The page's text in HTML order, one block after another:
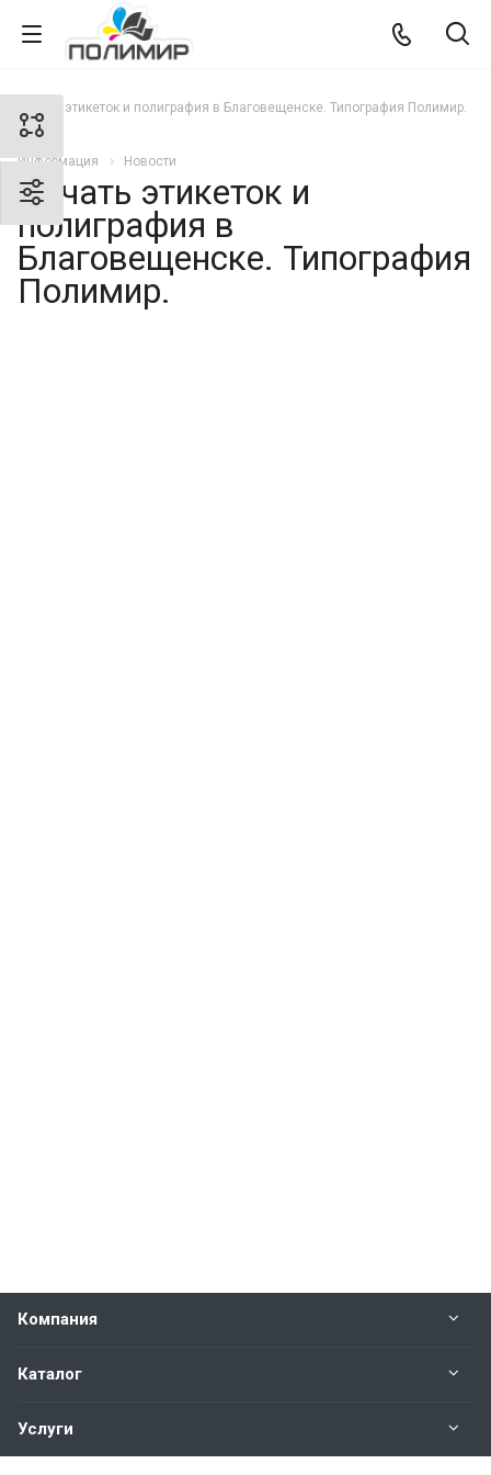
Печать этикеток и полиграфия в Благовещенске. Типография Полимир.
Информация Новости
Печать этикеток и
полиграфия в
Благовещенске. Типография
Полимир.
Компания
Каталог
Услуги